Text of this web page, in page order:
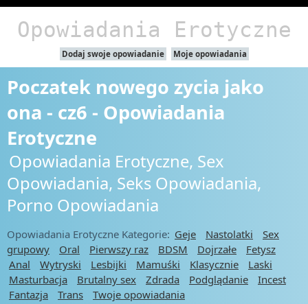
Opowiadania Erotyczne
Dodaj swoje opowiadanie Moje opowiadania
Poczatek nowego zycia jako
ona - cz6 - Opowiadania
Erotyczne
Opowiadania Erotyczne, Sex
Opowiadania, Seks Opowiadania,
Porno Opowiadania
Opowiadania Erotyczne Kategorie: Geje Nastolatki
Sex
grupowy
Oral Pierwszy raz BDSM Dojrzałe
Fetysz
Anal
Wytryski Lesbijki Mamuśki Klasycznie
Laski
Masturbacja
Brutalny sex Zdrada Podglądanie
Incest
Fantazja
Trans Twoje opowiadania